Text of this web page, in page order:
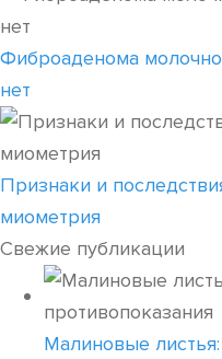
Фиброаденома
нет
Признаки и
миометрия
Свежие публикации
Малиновые